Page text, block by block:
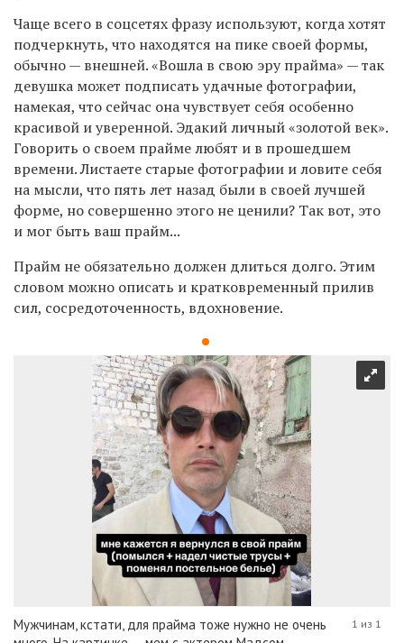
Чаще всего в соцсетях фразу используют, когда хотят
подчеркнуть, что находятся на пике своей формы,
обычно — внешней. «Вошла в свою эру прайма» — так
девушка может подписать удачные фотографии,
намекая, что сейчас она чувствует себя особенно
красивой и уверенной. Эдакий личный «золотой век».
Говорить о своем прайме любят и в прошедшем
времени. Листаете старые фотографии и ловите себя
на мысли, что пять лет назад были в своей лучшей
форме, но совершенно этого не ценили? Так вот, это
и мог быть ваш прайм...
Прайм не обязательно должен длиться долго. Этим
словом можно описать и кратковременный прилив
сил, сосредоточенность, вдохновение.
Мужчинам, кстати, для прайма тоже нужно не очень
1 из 1